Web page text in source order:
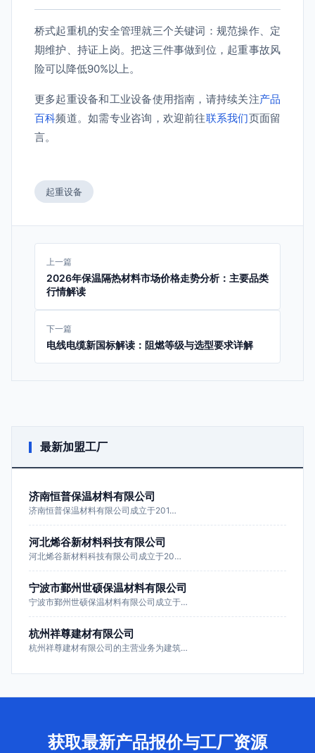
桥式起重机的安全管理就三个关键词：规范操作、定
期维护、持证上岗。把这三件事做到位，起重事故风
险可以降低90%以上。
更多起重设备和工业设备使用指南，请持续关注产品
百科频道。如需专业咨询，欢迎前往联系我们页面留
言。
起重设备
上一篇
2026年保温隔热材料市场价格走势分析：主要品类
行情解读
下一篇
电线电缆新国标解读：阻燃等级与选型要求详解
最新加盟工厂
济南恒普保温材料有限公司
济南恒普保温材料有限公司成立于201…
河北烯谷新材料科技有限公司
河北烯谷新材料科技有限公司成立于20…
宁波市鄞州世硕保温材料有限公司
宁波市鄞州世硕保温材料有限公司成立于…
杭州祥尊建材有限公司
杭州祥尊建材有限公司的主营业务为建筑…
获取最新产品报价与工厂资源